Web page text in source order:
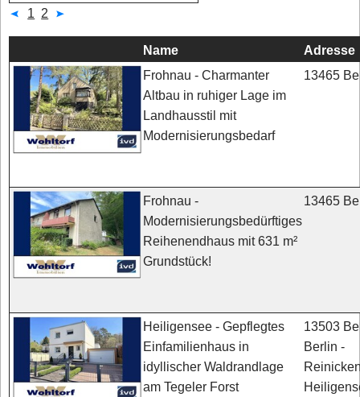
1 2
Name
Adresse
Frohnau - Charmanter
Altbau in ruhiger Lage im
Landhausstil mit
Modernisierungsbedarf
13465
Frohnau -
Modernisierungsbedürftiges
Reihenendhaus mit 631 m²
Grundstück!
13465
Heiligensee - Gepflegtes
Einfamilienhaus in
idyllischer Waldrandlage
am Tegeler Forst
13503
Berlin -